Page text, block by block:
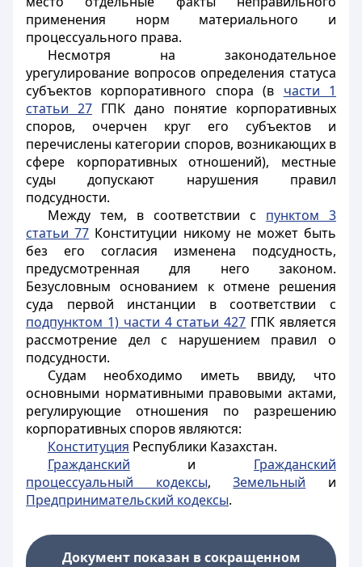
применения норм материального и
процессуального права.
Несмотря на законодательное
урегулирование вопросов определения статуса
субъектов корпоративного спора (в части 1
статьи 27 ГПК дано понятие корпоративных
споров, очерчен круг его субъектов и
перечислены категории споров, возникающих в
сфере корпоративных отношений), местные
суды допускают нарушения правил
подсудности.
Между тем, в соответствии с пунктом 3
статьи 77 Конституции никому не может быть
без его согласия изменена подсудность,
предусмотренная для него законом.
Безусловным основанием к отмене решения
суда первой инстанции в соответствии с
подпунктом 1) части 4 статьи 427 ГПК является
рассмотрение дел с нарушением правил о
подсудности.
Судам необходимо иметь ввиду, что
основными нормативными правовыми актами,
регулирующие отношения по разрешению
корпоративных споров являются:
Конституция Республики Казахстан.
Гражданский и Гражданский
процессуальный кодексы,Земельный и
Предпринимательский кодексы.
Документ показан в сокращенном